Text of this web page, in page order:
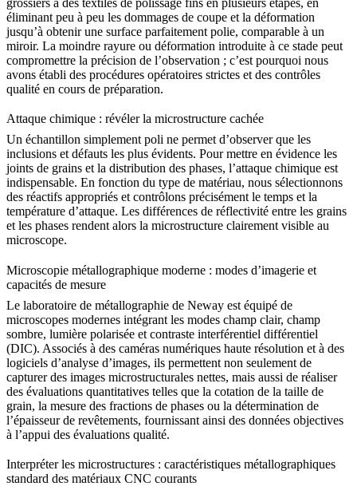
grossiers à des textiles de polissage fins en plusieurs étapes, en
éliminant peu à peu les dommages de coupe et la déformation
jusqu’à obtenir une surface parfaitement polie, comparable à un
miroir. La moindre rayure ou déformation introduite à ce stade peut
compromettre la précision de l’observation ; c’est pourquoi nous
avons établi des procédures opératoires strictes et des contrôles
qualité en cours de préparation.
Attaque chimique : révéler la microstructure cachée
Un échantillon simplement poli ne permet d’observer que les
inclusions et défauts les plus évidents. Pour mettre en évidence les
joints de grains et la distribution des phases, l’attaque chimique est
indispensable. En fonction du type de matériau, nous sélectionnons
des réactifs appropriés et contrôlons précisément le temps et la
température d’attaque. Les différences de réflectivité entre les grains
et les phases rendent alors la microstructure clairement visible au
microscope.
Microscopie métallographique moderne : modes d’imagerie et
capacités de mesure
Le laboratoire de métallographie de Neway est équipé de
microscopes modernes intégrant les modes champ clair, champ
sombre, lumière polarisée et contraste interférentiel différentiel
(DIC). Associés à des caméras numériques haute résolution et à des
logiciels d’analyse d’images, ils permettent non seulement de
capturer des images microstructurales nettes, mais aussi de réaliser
des évaluations quantitatives telles que la cotation de la taille de
grain, la mesure des fractions de phases ou la détermination de
l’épaisseur de revêtements, fournissant ainsi des données objectives
à l’appui des évaluations qualité.
Interpréter les microstructures : caractéristiques métallographiques
standard des matériaux CNC courants